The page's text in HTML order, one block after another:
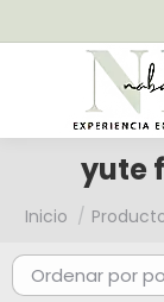
yute
Estás aquí:
Inicio